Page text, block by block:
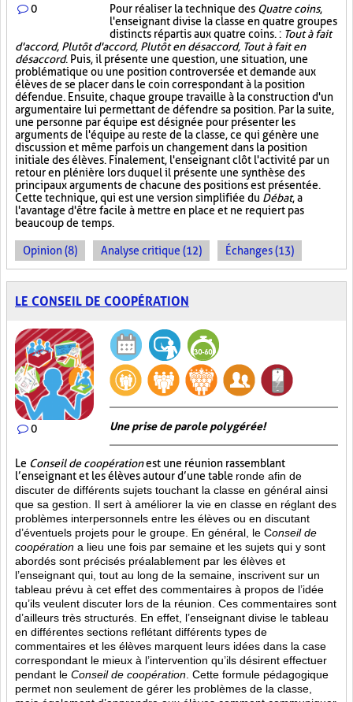
0 Pour réaliser la technique des Quatre coins,
l'enseignant divise la classe en quatre groupes
distincts répartis aux quatre coins. : Tout à fait
d'accord, Plutôt d'accord, Plutôt en désaccord, Tout à fait en
désaccord. Puis, il présente une question, une situation, une
problématique ou une position controversée et demande aux
élèves de se placer dans le coin correspondant à la position
défendue. Ensuite, chaque groupe travaille à la construction d'un
argumentaire lui permettant de défendre sa position. Par la suite,
une personne par équipe est désignée pour présenter les
arguments de l'équipe au reste de la classe, ce qui génère une
discussion et même parfois un changement dans la position
initiale des élèves. Finalement, l'enseignant clôt l'activité par un
retour en plénière lors duquel il présente une synthèse des
principaux arguments de chacune des positions est présentée.
Cette technique, qui est une version simplifiée du Débat, a
l'avantage d'être facile à mettre en place et ne requiert pas
beaucoup de temps.
Opinion (8) Analyse critique (12) Échanges (13)
LE CONSEIL DE COOPÉRATION
0 Une prise de parole polygérée!
Le Conseil de coopérationest une réunion rassemblant
l’enseignant et les élèves autour d’une table ronde afin de
discuter de différents sujets touchant la classe en général ainsi
que sa gestion. Il sert à améliorer la vie en classe en réglant des
problèmes interpersonnels entre les élèves ou en discutant
d’éventuels projets pour le groupe. En général, le Conseil de
coopération a lieu une fois par semaine et les sujets qui y sont
abordés sont précisés préalablement par les élèves et
l’enseignant qui, tout au long de la semaine, inscrivent sur un
tableau prévu à cet effet des commentaires à propos de l’idée
qu’ils veulent discuter lors de la réunion. Ces commentaires sont
d’ailleurs très structurés. En effet, l’enseignant divise le tableau
en différentes sections reflétant différents types de
commentaires et les élèves marquent leurs idées dans la case
correspondant le mieux à l’intervention qu’ils désirent effectuer
pendant le Conseil de coopération . Cette formule pédagogique
permet non seulement de gérer les problèmes de la classe,